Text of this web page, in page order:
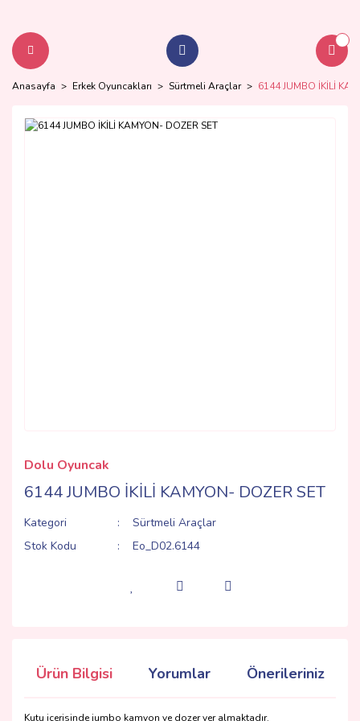
Anasayfa Erkek Oyuncakları Sürtmeli Araçlar 6144 JUMBO İKİLİ
Dolu Oyuncak
6144 JUMBO İKİLİ KAMYON- DOZER SET
Kategori
Sürtmeli Araçlar
Stok Kodu
Eo_D02.6144
Ürün Bilgisi Yorumlar Önerileriniz
Kutu içerisinde jumbo kamyon ve dozer yer almaktadır.